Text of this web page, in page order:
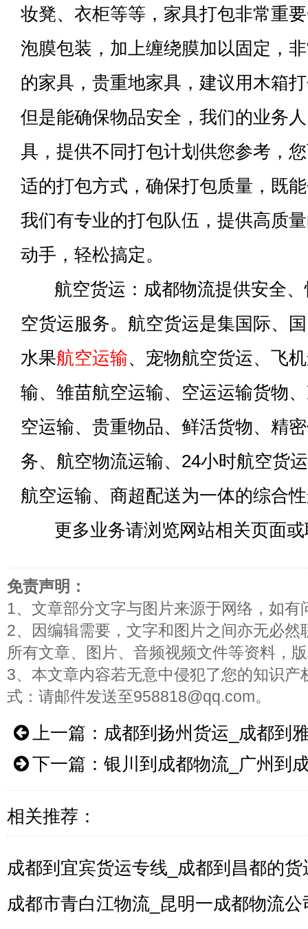
妆凳、衣柜等等，家具打包非常重
泡膜包装，加上缠绕膜加以固定，
的家具，贵重地家具，建议用木箱
但是能确保物品安全，我们的业务
具，提供不同打包计划供您参考，
适的打包方式，确保打包质量，既
我们有专业的打包队伍，提供高质
动手，轻松搞定。
航空货运：成都物流提供安全、
空货运服务。航空货运是集国际、
水果航空运输、宠物航空货运、飞
输、雏苗航空运输、空运运输货物
空运输、贵重物品、鲜活货物、精
务、航空物流运输、24小时航空货
航空运输、商超配送为一体的综合
更多业务请浏览网站相关页
免责声明：
1、文章部分文字与图片来源于网络，如有
2、因编辑需要，文字和图片之间亦无必
所有文章、图片、音频视频文件等资料，
3、本文章内容若无意中侵犯了您的知识
式：请邮件发送至958818@qq.com。
上一篇： 成都到扬州货运_成都到
下一篇： 银川到成都物流_广州到
相关推荐：
成都到宜宾货运专线_成都到昌都的货
成都市青白江物流_昆明一成都物流公